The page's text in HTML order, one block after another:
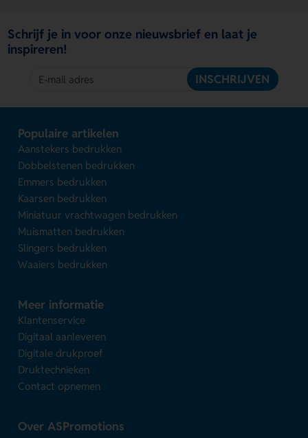
Schrijf je in voor onze nieuwsbrief en laat je
inspireren!
INSCHRIJVEN
Populaire artikelen
Aanstekers bedrukken
Dobbelstenen bedrukken
Emmers bedrukken
Kaarsen bedrukken
Miniatuur vrachtwagen bedrukken
Muismatten bedrukken
Slingers bedrukken
Waaiers bedrukken
Meer informatie
Klantenservice
Digitaal aanleveren
Digitale drukproef
Druktechnieken
Contact opnemen
Over ASPromotions